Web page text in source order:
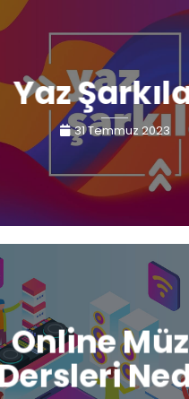
Yaz
31 Temmuz 2023
Online